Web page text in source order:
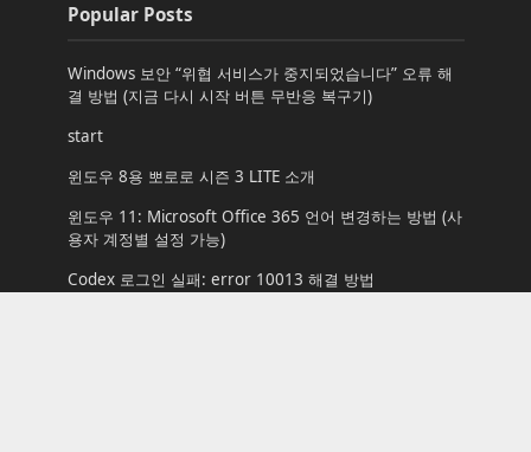
Popular Posts
Windows 보안 “위협 서비스가 중지되었습니다” 오류 해
결 방법 (지금 다시 시작 버튼 무반응 복구기)
start
윈도우 8용 뽀로로 시즌 3 LITE 소개
윈도우 11: Microsoft Office 365 언어 변경하는 방법 (사
용자 계정별 설정 가능)
Codex 로그인 실패: error 10013 해결 방법